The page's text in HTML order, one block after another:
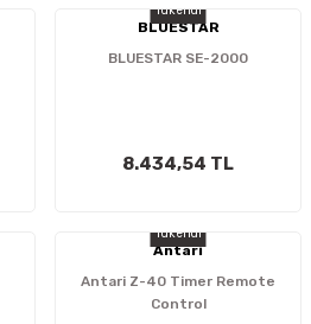
Tükendi
BLUESTAR
BLUESTAR SE-2000
8.434,54 TL
Tükendi
Antari
Antari Z-40 Timer Remote
Control